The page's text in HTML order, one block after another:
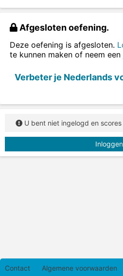
figuurlijk taalgebruik.
Kies per zin of de zin letterlijk
bedoeld.
Afgesloten oefening.
Deze oefening is afgesloten.
te kunnen maken of neem een
Verbeter je Nederlands
U bent niet ingelogd en
Inloggen
Contact Algemene voorwaarden